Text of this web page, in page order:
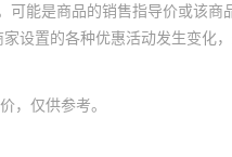
能是商品的销售指导价或该商
置的各种优惠活动发生变化，
，仅供参考。